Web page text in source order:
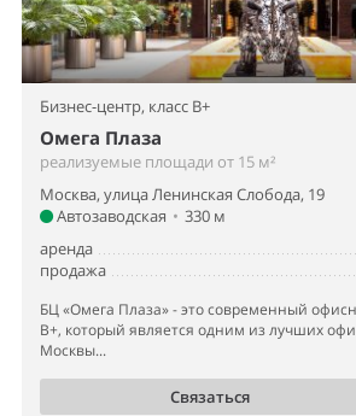
Бизнес-центр, класс B+
Омега Плаза
реализуемые площади от 15 м²
Москва, улица Ленинская Слобода, 19
Автозаводская • 330 м
аренда
продажа
БЦ «Омега Плаза» - это современный
B+, который является одним из лучших
Москвы...
Связаться